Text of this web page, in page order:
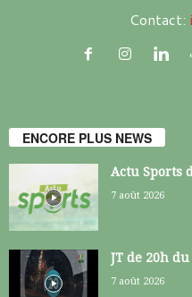
Contact:
ENCORE PLUS NEWS
Actu Sports
7 août 2026
JT de 20h
7 août 2026